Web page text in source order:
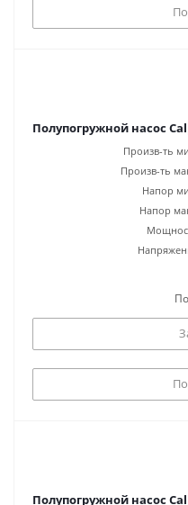
Полупогружной насос
Произв-ть
Произв-ть
Напор
Напор
Полупогружной насос